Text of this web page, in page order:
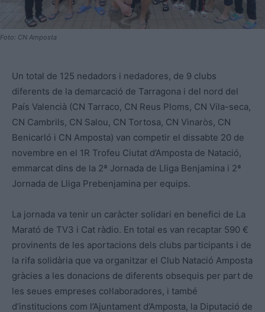
Foto: CN Amposta
Un total de 125 nedadors i nedadores, de 9 clubs
diferents de la demarcació de Tarragona i del nord del
País Valencià (CN Tarraco, CN Reus Ploms, CN Vila-seca,
CN Cambrils, CN Salou, CN Tortosa, CN Vinaròs, CN
Benicarló i CN Amposta) van competir el dissabte 20 de
novembre en el 1R Trofeu Ciutat d’Amposta de Natació,
emmarcat dins de la 2ª Jornada de Lliga Benjamina i 2ª
Jornada de Lliga Prebenjamina per equips.
La jornada va tenir un caràcter solidari en benefici de La
Marató de TV3 i Cat ràdio. En total es van recaptar 590 €
provinents de les aportacions dels clubs participants i de
la rifa solidària que va organitzar el Club Natació Amposta
gràcies a les donacions de diferents obsequis per part de
les seues empreses col·laboradores, i també
d’institucions com l’Ajuntament d’Amposta, la Diputació de